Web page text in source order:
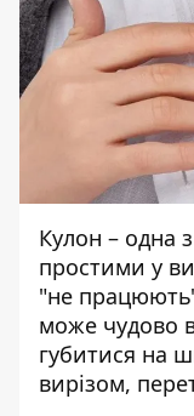
Кулон – одна
простими у
"не
може чудово
губитися на
вирізом,